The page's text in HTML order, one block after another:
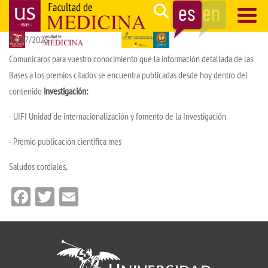
Pasar
contenido
principal
Search
Navegación
principal
14/07/2025
Comunicaros para vuestro conocimiento que la información detallada de las
Bases a los premios citados se encuentra publicadas desde hoy dentro del
contenido investigación:
- UIFI Unidad de internacionalización y fomento de la Investigación
- Premio publicación científica mes
Saludos cordiales,
Facebook
Twitter